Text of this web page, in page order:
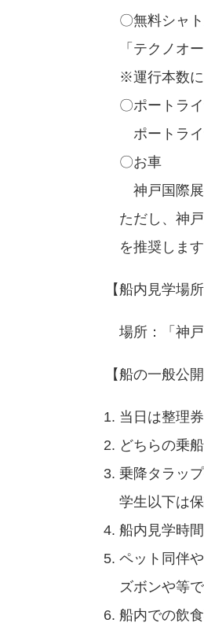
〇無料シャ
「テクノオ
※運行本数に
〇ポートラ
ポートライ
〇お車
神戸国際展
ただし、神
を推奨します
【船内見学場
場所：「神
【船の一般公
当日は整理
どちらの乗
乗降タラッ
学生以下は
船内見学時
ペット同伴
ズボンや等
船内での飲